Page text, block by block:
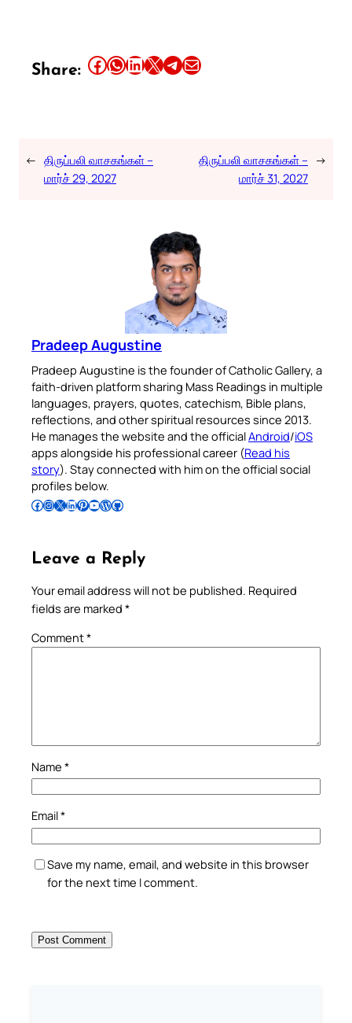
Share: Share this article on Facebook Share this article on WhatsApp Share this article on LinkedIn Share this article on X Share this article on TelegramEmail this Article
← திருப்பலி வாசகங்கள் –
மார்ச் 29, 2027
திருப்பலி வாசகங்கள் –
மார்ச் 31, 2027
→
Pradeep Augustine
Pradeep Augustine is the founder of Catholic Gallery, a
faith-driven platform sharing Mass Readings in multiple
languages, prayers, quotes, catechism, Bible plans,
reflections, and other spiritual resources since 2013.
He manages the website and the officialAndroid/iOS
apps alongside his professional career (Read his
story). Stay connected with him on the official social
profiles below.
Follow Pradeep on Facebook Follow Pradeep on InstagramFollow Pradeep on X Follow Pradeep on LinkedIn Follow Pradeep on Pinterest Subscribe to Pradeep’s Youtube Channel Follow Pradeep on WordPress Follow Pradeep on GitHub
Leave a Reply
Your email address will not be published. Required
fields are marked *
Comment*
Name *
Email*
Save my name, email, and website in this browser
for the next time I comment.